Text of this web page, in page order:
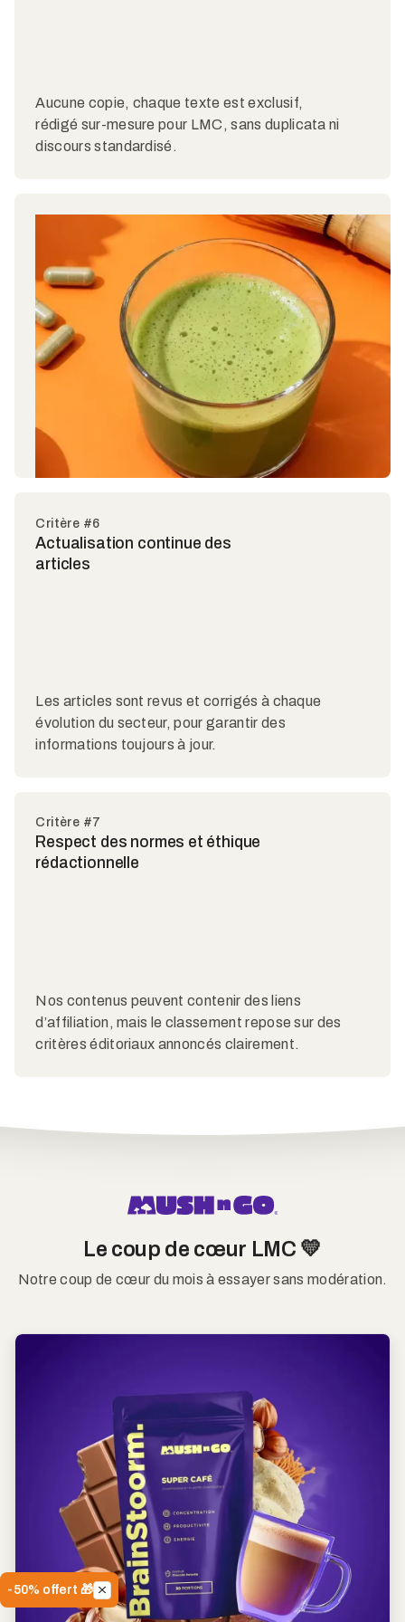
-50% offert 🎁
Aucune copie, chaque texte est exclusif,
rédigé sur-mesure pour LMC, sans duplicata ni
discours standardisé.
Critère #6
Actualisation continue des
articles
Les articles sont revus et corrigés à chaque
évolution du secteur, pour garantir des
informations toujours à jour.
Critère #7
Respect des normes et éthique
rédactionnelle
Nos contenus peuvent contenir des liens
d’affiliation, mais le classement repose sur des
critères éditoriaux annoncés clairement.
Le coup de cœur LMC 💛
Notre coup de cœur du mois à essayer sans modération.